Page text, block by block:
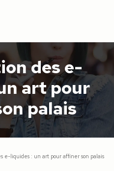
des e-
art pour
palais
e-liquides : un art pour affiner son palais